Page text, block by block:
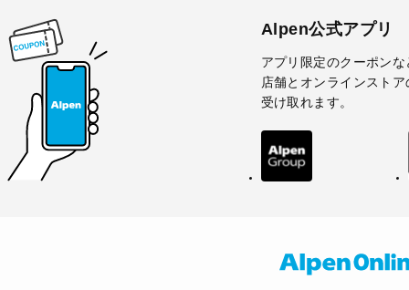
Alpen公式アプリ
アプリ限定のクーポンな
店舗とオンラインスト
受け取れます。